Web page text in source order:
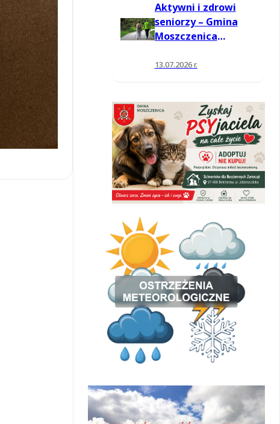
Aktywni i zdrowi
seniorzy – Gmina
Moszczenica
na nowe zajęcia
13.07.2026 r.